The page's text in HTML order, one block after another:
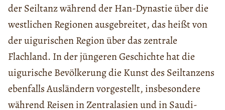
der Seiltanz während der Han-Dynastie über die
westlichen Regionen ausgebreitet, das heißt von
der uigurischen Region über das zentrale
Flachland. In der jüngeren Geschichte hat die
uigurische Bevölkerung die Kunst des Seiltanzens
ebenfalls Ausländern vorgestellt, insbesondere
während Reisen in Zentralasien und in Saudi-